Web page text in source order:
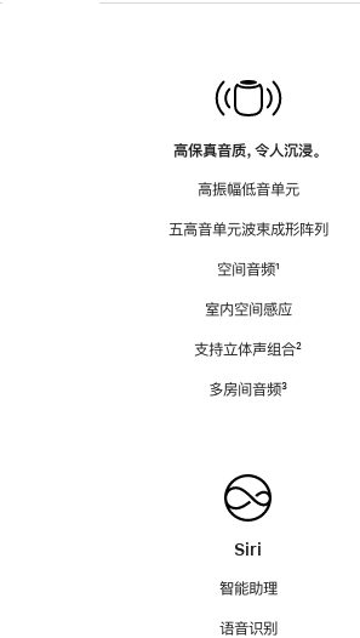
高保真音质，令人沉浸。
高振幅低音单元
五高音单元波束成形阵列
空间音频脚
¹
室内空间感应
支持立体声组合脚
²
多房间音频脚
³
Siri
智能助理
语音识别